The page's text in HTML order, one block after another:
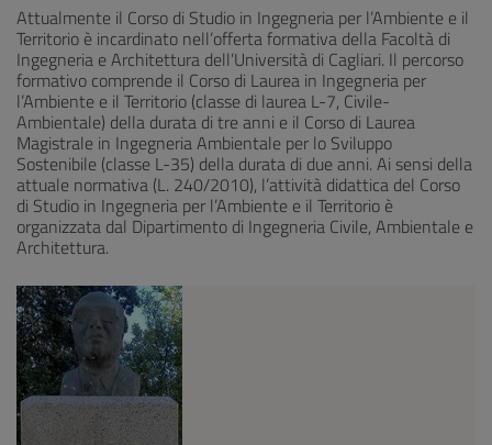
Attualmente il Corso di Studio in Ingegneria per l’Ambiente e il
Territorio è incardinato nell’offerta formativa della Facoltà di
Ingegneria e Architettura dell’Università di Cagliari. Il percorso
formativo comprende il Corso di Laurea in Ingegneria per
l’Ambiente e il Territorio (classe di laurea L-7, Civile-
Ambientale) della durata di tre anni e il Corso di Laurea
Magistrale in Ingegneria Ambientale per lo Sviluppo
Sostenibile (classe L-35) della durata di due anni. Ai sensi della
attuale normativa (L. 240/2010), l’attività didattica del Corso
di Studio in Ingegneria per l’Ambiente e il Territorio è
organizzata dal Dipartimento di Ingegneria Civile, Ambientale e
Architettura.